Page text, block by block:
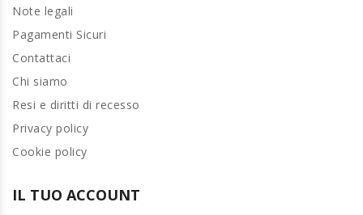
Note legali
Pagamenti Sicuri
Contattaci
Chi siamo
Resi e diritti di recesso
Privacy policy
Cookie policy
IL TUO ACCOUNT